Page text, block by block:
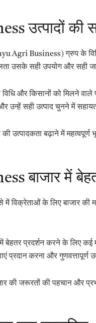
उत्पादों की
Agri Business) ग्रुप के
उसके सही उपयोग और सही
और किसानों को मिलने
उन्हें सही उत्पाद चुनने में
उत्पादकता बढ़ाने में महत्वपूर्ण
बाजार में
ऐसे में विक्रेताओं के लिए बाजार
बेहतर प्रदर्शन करने के लिए कई
प्रदान करना और
की जरूरतों की पहचान और